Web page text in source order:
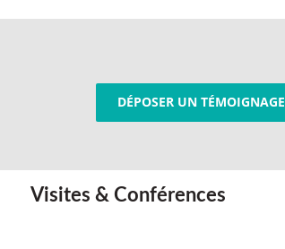
DÉPOSER UN TÉMOIGNAGE
Visites & Conférences